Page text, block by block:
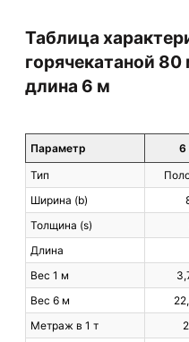
Таблица
горячекатаной
длина 6 м
Параметр 6
Тип
Ширина (b)
Толщина (s)
Длина
Вес 1 м
Вес 6 м
Метраж в 1 т